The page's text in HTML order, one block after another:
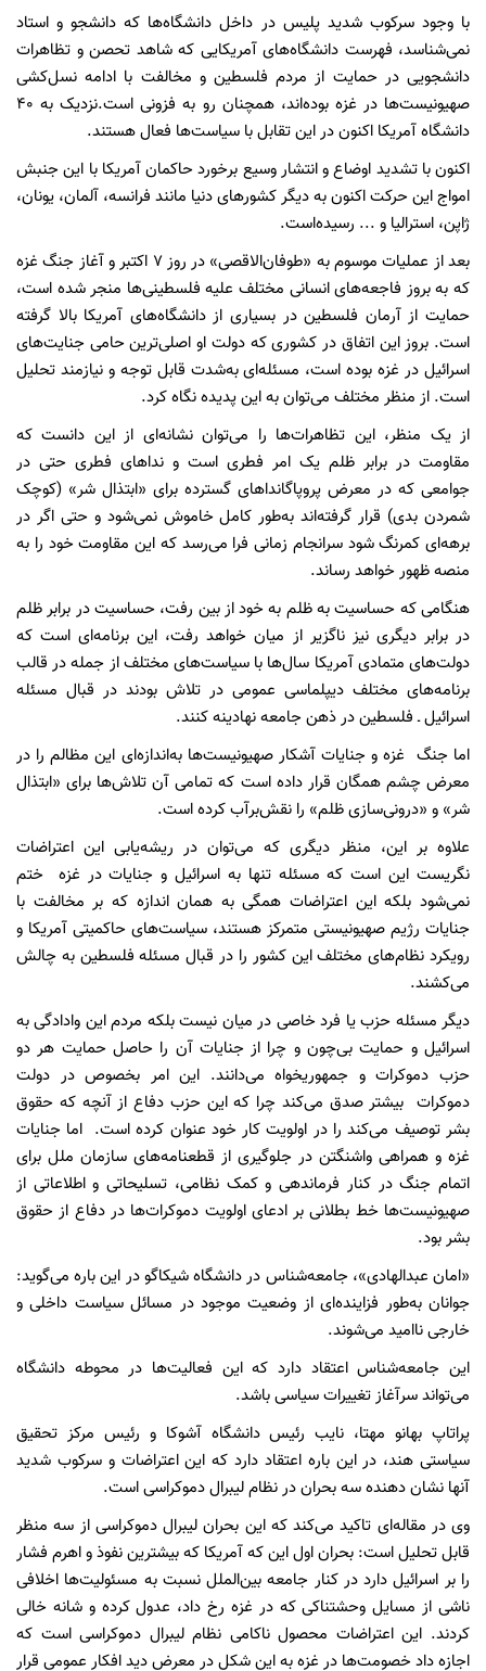
با وجود سرکوب شدید پلیس در داخل دانشگاه‌ها که دانشجو و استاد
نمی‌شناسد، فهرست دانشگاه‌های آمریکایی که شاهد تحصن و تظاهرات
دانشجویی در حمایت از مردم فلسطین و مخالفت با ادامه نسل‌کشی
صهیونیست‌ها در غزه بوده‌اند، همچنان رو به فزونی است.نزدیک به 40
دانشگاه‌ آمریکا اکنون در این تقابل با سیاست‌ها فعال هستند.
اکنون با تشدید اوضاع و انتشار وسیع برخورد حاکمان آمریکا با این جنبش
امواج این حرکت اکنون به دیگر کشورهای دنیا مانند فرانسه، آلمان، یونان،
ژاپن، استرالیا و ... رسیده‌است.
بعد از عملیات موسوم به «طوفان‌الاقصی» در روز 7 اکتبر و آغاز جنگ غزه
که به بروز فاجعه‌های انسانی مختلف علیه فلسطینی‌ها منجر شده است،
حمایت از آرمان فلسطین در بسیاری از دانشگاه‌های آمریکا بالا گرفته
است. بروز این اتفاق در کشوری که دولت او اصلی‌ترین حامی جنایت‌های
اسرائیل در غزه بوده است، مسئله‌ای به‌شدت قابل توجه و نیازمند تحلیل
است. از منظر مختلف می‌توان به این پدیده نگاه کرد.
از یک منظر، این تظاهرات‌ها را می‌توان نشانه‌ای از این دانست که
مقاومت در برابر ظلم یک امر فطری است و نداهای فطری حتی در
جوامعی که در معرض پروپاگانداهای گسترده برای «ابتذال شر» (کوچک
شمردن بدی) قرار گرفته‌اند به‌طور کامل خاموش نمی‌شود و حتی اگر در
برهه‌ای کمرنگ شود سرانجام زمانی فرا می‌رسد که این مقاومت خود را به
منصه ظهور خواهد رساند.
هنگامی که حساسیت به ظلم به خود از بین رفت، حساسیت در برابر ظلم
در برابر دیگری نیز ناگزیر از میان خواهد رفت، این برنامه‌ای است که
دولت‌های متمادی آمریکا سال‌ها با سیاست‌های مختلف از جمله در قالب
برنامه‌های مختلف دیپلماسی عمومی در تلاش بودند در قبال مسئله
اسرائیل ـ فلسطین در ذهن جامعه نهادینه کنند.
اما جنگ غزه و جنایات آشکار صهیونیست‌ها به‌اندازه‌ای این مظالم را در
معرض چشم همگان قرار داده است که تمامی آن تلاش‌ها برای «ابتذال
شر» و «درونی‌سازی ظلم» را نقش‌برآب کرده است.
علاوه بر این، منظر دیگری که می‌توان در ریشه‌یابی این اعتراضات
نگریست این است که مسئله تنها به اسرائیل و جنایات در غزه ختم
نمی‌شود بلکه این اعتراضات همگی به همان اندازه که بر مخالفت با
جنایات رژیم صهیونیستی متمرکز هستند، سیاست‌های حاکمیتی آمریکا و
رویکرد نظام‌های مختلف این کشور را در قبال مسئله فلسطین به چالش
می‌کشند.
دیگر مسئله حزب یا فرد خاصی در میان نیست بلکه مردم این وادادگی به
اسرائیل و حمایت بی‌چون و چرا از جنایات آن را حاصل حمایت هر دو
حزب دموکرات و جمهوریخواه می‌دانند. این امر بخصوص در دولت
دموکرات بیشتر صدق می‌کند چرا که این حزب دفاع از آنچه که حقوق
بشر توصیف می‌کند را در اولویت کار خود عنوان کرده است. اما جنایات
غزه و همراهی واشنگتن در جلوگیری از قطعنامه‌های سازمان ملل برای
اتمام جنگ در کنار فرماندهی و کمک نظامی، تسلیحاتی و اطلاعاتی از
صهیونیست‌ها خط بطلانی بر ادعای اولویت دموکرات‌ها در دفاع از حقوق
بشر بود.
«امان عبدالهادی»، جامعه‌شناس در دانشگاه شیکاگو در این باره می‌گوید:
جوانان به‌طور فزاینده‌ای از وضعیت موجود در مسائل سیاست داخلی و
خارجی ناامید می‌شوند.
این جامعه‌شناس اعتقاد دارد که این فعالیت‌ها در محوطه دانشگاه
می‌تواند سرآغاز تغییرات سیاسی باشد.
پراتاپ بهانو مهتا، نایب رئیس دانشگاه آشوکا و رئیس مرکز تحقیق
سیاستی هند، در این باره اعتقاد دارد که این اعتراضات و سرکوب شدید
آنها نشان دهنده سه بحران در نظام لیبرال دموکراسی است.
وی در مقاله‌ای تاکید می‌کند که این بحران لیبرال دموکراسی از سه منظر
قابل تحلیل است: بحران اول این که آمریکا که بیشترین نفوذ و اهرم فشار
را بر اسرائیل دارد در کنار جامعه بین‌الملل نسبت به مسئولیت‌ها اخلافی
ناشی از مسایل وحشتناکی که در غزه رخ داد، عدول کرده و شانه خالی
کردند. این اعتراضات محصول ناکامی نظام لیبرال دموکراسی است که
اجازه داد خصومت‌ها در غزه به این شکل در معرض دید افکار عمومی قرار